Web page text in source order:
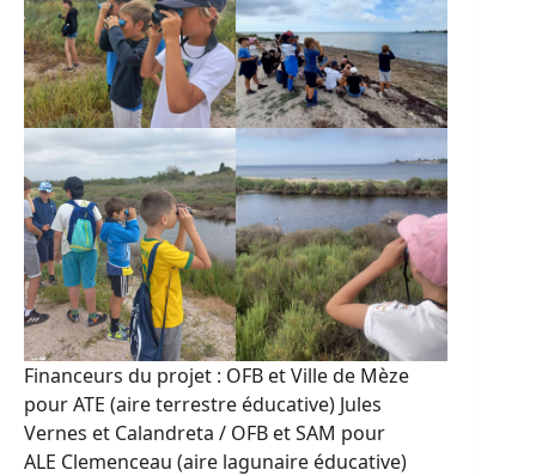
Financeurs du projet : OFB et Ville de Mèze
pour ATE (aire terrestre éducative) Jules
Vernes et Calandreta / OFB et SAM pour
ALE Clemenceau (aire lagunaire éducative)